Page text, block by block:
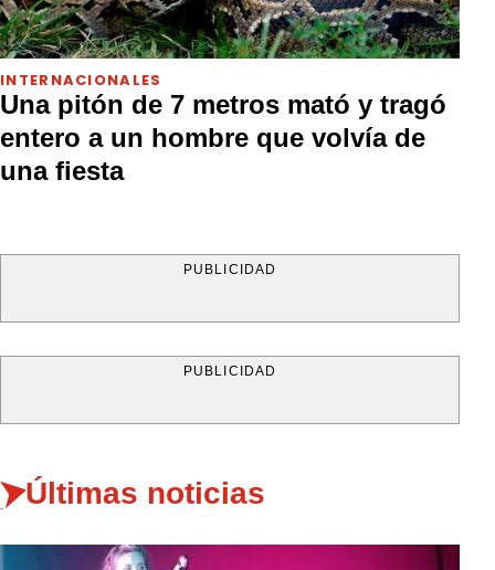
INTERNACIONALES
Una pitón de 7 metros mató y tragó
entero a un hombre que volvía de
una fiesta
PUBLICIDAD
PUBLICIDAD
Últimas noticias